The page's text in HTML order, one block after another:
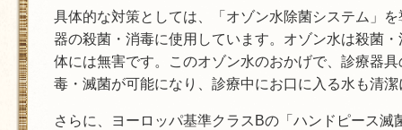
具体的な対策としては、「オゾン水除菌システム」
器の殺菌・消毒に使用しています。オゾン水は殺菌
体には無害です。このオゾン水のおかげで、診療器
毒・滅菌が可能になり、診療中にお口に入る水も清
さらに、ヨーロッパ基準クラスBの「ハンドピース滅